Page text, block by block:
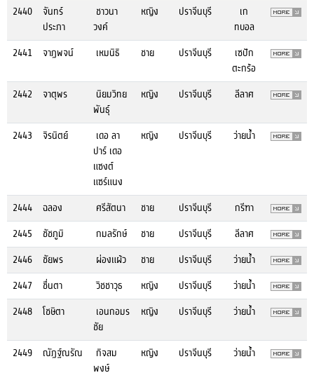
2440
จันทร์
ประภา
ชาวนา
วงค์
หญิง ปราจีนบุรี
เก
ทบอล
2441
จาฏพจน์ เหมนิธิ ชาย ปราจีนบุรี
เซปัก
ตะกร้อ
2442
จาตุพร
นิยมวิทย
พันธุ์
หญิง ปราจีนบุรี ลีลาศ
2443 จิรนิตย์
เดอ ลา
ปาร์ เดอ
แซงต์
แซร์แนง
หญิง ปราจีนบุรี ว่ายน้ำ
2444 ฉลอง ศรีสัตนา ชาย ปราจีนบุรี
กรีฑา
2445
ชัชภูมิ กมลรักษ์ ชาย ปราจีนบุรี
ลีลาศ
2446
ชัยพร ผ่องแผ้ว ชาย ปราจีนบุรี
ว่ายน้ำ
2447
ชื่นตา วิชชาวุธ หญิง ปราจีนบุรี
ว่ายน้ำ
2448
โชษิตา
เอนกอมร
ชัย
หญิง ปราจีนบุรี ว่ายน้ำ
2449 ณัฏฐ์ณรัณ
กิจสม
พงษ์
หญิง ปราจีนบุรี ว่ายน้ำ